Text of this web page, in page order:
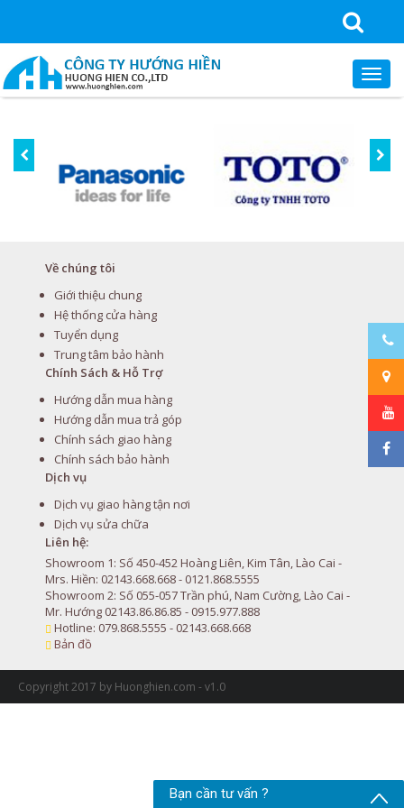
Về chúng tôi
Giới thiệu chung
Hệ thống cửa hàng
Tuyển dụng
Trung tâm bảo hành
Chính Sách & Hỗ Trợ
Hướng dẫn mua hàng
Hướng dẫn mua trả góp
Chính sách giao hàng
Chính sách bảo hành
Dịch vụ
Dịch vụ giao hàng tận nơi
Dịch vụ sửa chữa
Liên hệ:
Showroom 1: Số 450-452 Hoàng Liên, Kim Tân, Lào Cai -
Mrs. Hiền: 02143.668.668 - 0121.868.5555
Showroom 2: Số 055-057 Trần phú, Nam Cường, Lào Cai -
Mr. Hướng 02143.86.86.85 - 0915.977.888
Hotline: 079.868.5555 - 02143.668.668
Bản đồ
Copyright 2017 by Huonghien.com - v1.0
Bạn cần tư vấn ?